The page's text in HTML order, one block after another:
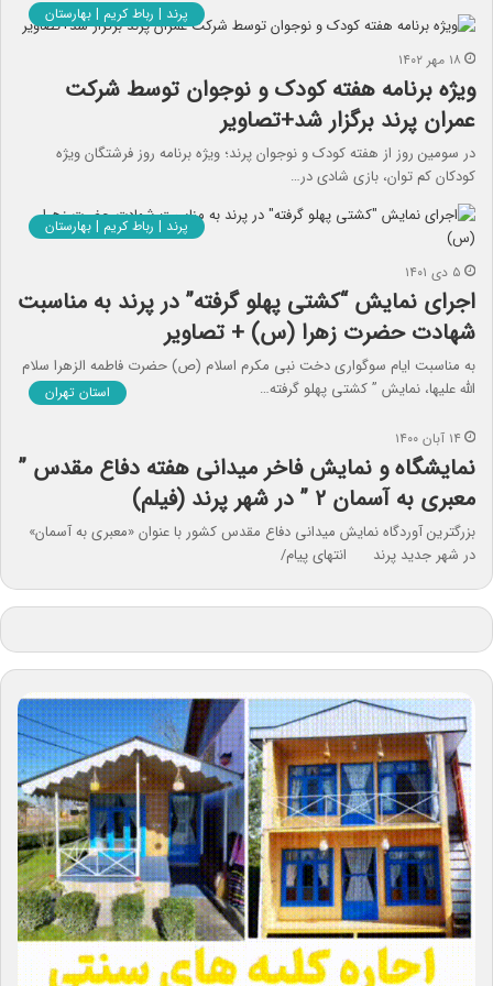
پرند | رباط کریم | بهارستان
۱۸ مهر ۱۴۰۲
ویژه برنامه هفته کودک و نوجوان توسط شرکت
عمران پرند برگزار شد+تصاویر
در سومین روز از هفته کودک و نوجوان پرند؛ ویژه برنامه روز فرشتگان ویژه
کودکان کم توان، بازی شادی در…
پرند | رباط کریم | بهارستان
۵ دی ۱۴۰۱
اجرای نمایش “کشتی پهلو گرفته” در پرند به مناسبت
شهادت حضرت زهرا (س) + تصاویر
به مناسبت ایام سوگواری دخت نبی مکرم اسلام (ص) حضرت فاطمه الزهرا سلام
الله علیها، نمایش ” کشتی پهلو گرفته…
استان تهران
۱۴ آبان ۱۴۰۰
نمایشگاه و نمایش فاخر میدانی هفته دفاع مقدس ”
معبری به آسمان ۲ ” در شهر پرند (فیلم)
بزرگترین آوردگاه نمایش میدانی دفاع مقدس کشور با عنوان «معبری به آسمان»
در شهر جدید پرند انتهای پیام/